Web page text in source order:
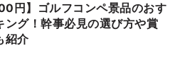
円】ゴルフコンペ景品のおす
ング！幹事必見の選び方や賞
紹介